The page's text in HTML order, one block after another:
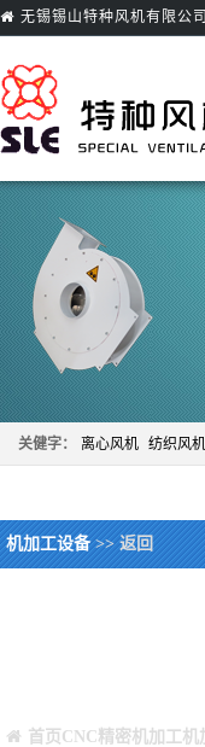
无锡锡山特种风机有限公
关健字： 离心风机 纺织风机
机加工设备 >> 返回
首页 CNC精密机加工机